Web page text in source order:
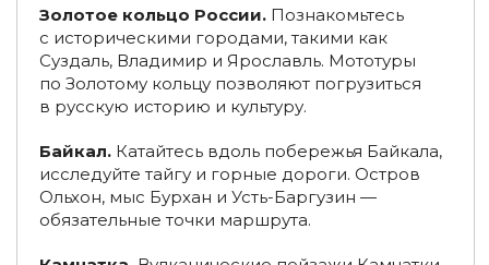
Туры на багги в Дагестан Туры на багги на Алтай
Туры в Краснодар из Самары Туры на багги на Байкал
Туры на снегоходах по Алтаю
Туры на Алтай на 5-7 дней Туры по России на 1-5 дней
Активные туры по России Багги туры по России
Золотое кольцо России. Познакомьтесь
с историческими городами, такими как
Суздаль, Владимир и Ярославль. Мототуры
по Золотому кольцу позволяют погрузиться
в русскую историю и культуру.
Байкал. Катайтесь вдоль побережья Байкала,
исследуйте тайгу и горные дороги. Остров
Ольхон, мыс Бурхан и Усть-Баргузин —
обязательные точки маршрута.